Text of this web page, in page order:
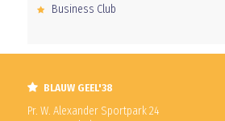
Business Club
BLAUW GEEL'38
Pr. W. Alexander Sportpark 24